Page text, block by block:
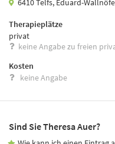
6410 Telfs, Eduard-
Therapieplätze
privat
keine Angabe zu freien
Kosten
keine Angabe
Sind Sie Theresa Auer?